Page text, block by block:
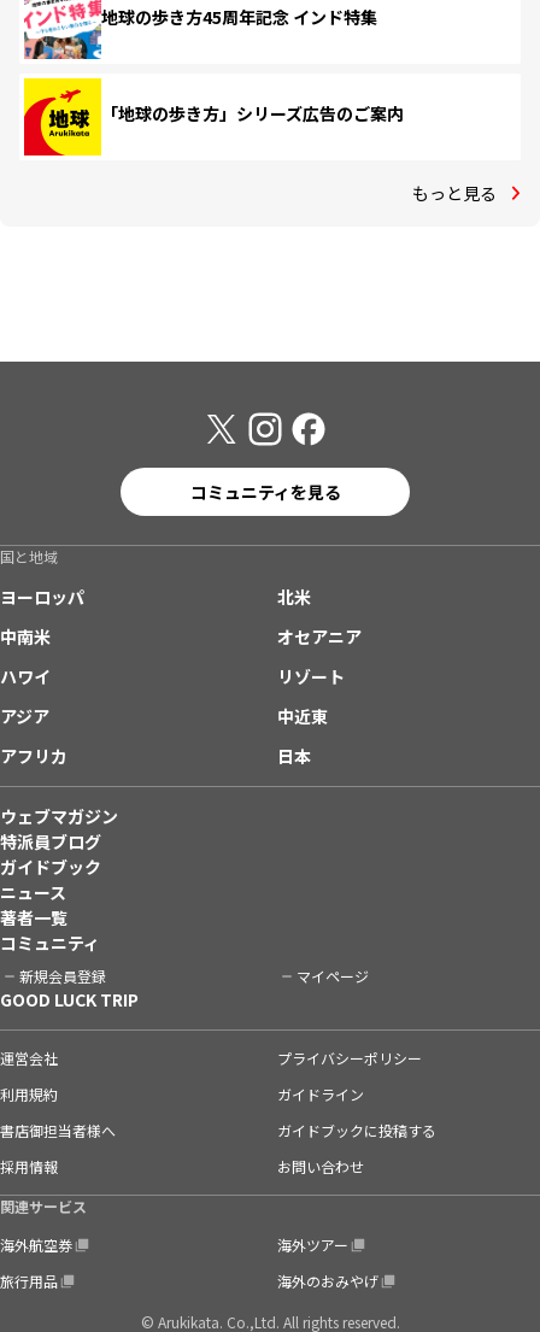
地球の歩き方45周年記念 インド特集
「地球の歩き方」シリーズ広告のご案内
もっと見る
コミュニティを見る
国と地域
ヨーロッパ
北米
中南米
オセアニア
ハワイ
リゾート
アジア
中近東
アフリカ
日本
ウェブマガジン
特派員ブログ
ガイドブック
ニュース
著者一覧
コミュニティ
新規会員登録 マイページ
GOOD LUCK TRIP
運営会社
プライバシーポリシー
利用規約
ガイドライン
書店御担当者様へ
ガイドブックに投稿する
採用情報
お問い合わせ
関連サービス
海外航空券
海外ツアー
旅行用品
海外のおみやげ
© Arukikata. Co.,Ltd. All rights reserved.